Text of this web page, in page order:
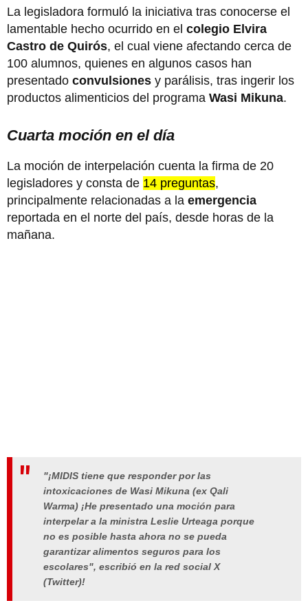
La legisladora formuló la iniciativa tras conocerse el
lamentable hecho ocurrido en el colegio Elvira
Castro de Quirós, el cual viene afectando cerca de
100 alumnos, quienes en algunos casos han
presentado convulsiones y parálisis, tras ingerir los
productos alimenticios del programa Wasi Mikuna.
Cuarta moción en el día
La moción de interpelación cuenta la firma de 20
legisladores y consta de 14 preguntas,
principalmente relacionadas a la emergencia
reportada en el norte del país, desde horas de la
mañana.
"¡MIDIS tiene que responder por las
intoxicaciones de Wasi Mikuna (ex Qali
Warma) ¡He presentado una moción para
interpelar a la ministra Leslie Urteaga porque
no es posible hasta ahora no se pueda
garantizar alimentos seguros para los
escolares", escribió en la red social X
(Twitter)!